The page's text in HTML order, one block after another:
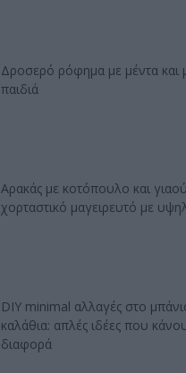
Δροσερό ρόφημα με μέντα και
παιδιά
Αρακάς με κοτόπουλο και
χορταστικό μαγειρευτό με
DIY minimal αλλαγές στο
καλάθια: απλές ιδέες που
διαφορά